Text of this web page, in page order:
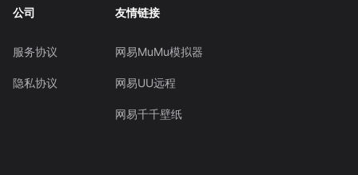
公司
服务协议
隐私协议
友情链接
网易MuMu模拟器
网易UU远程
网易千千壁纸